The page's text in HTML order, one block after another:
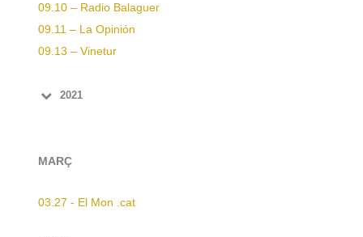
09.10 – Radio Balaguer
09.11 – La Opinión
09.13 – Vinetur
2021
MARÇ
03.27 - El Mon .cat